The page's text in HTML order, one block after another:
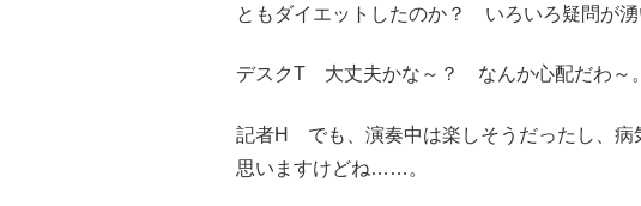
ともダイエットしたのか？ いろいろ疑問が
デスクT 大丈夫かな～？ なんか心配だわ～。
記者H でも、演奏中は楽しそうだったし、病
思いますけどね……。